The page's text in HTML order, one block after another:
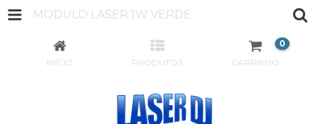
MODULO LASER 1W VERDE
INÍCIO PRODUTOS CARRINHO
0